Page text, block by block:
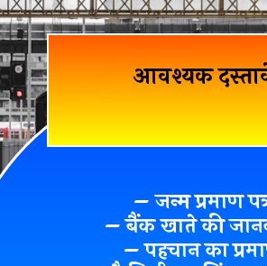
आवश्यक
– जन्म प्रमाण
– बैंक खाते की
– पहचान का